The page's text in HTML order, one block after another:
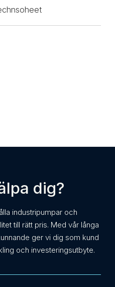
dig?
industripumpar och
till rätt pris. Med vår långa
ger vi dig som kund
och investeringsutbyte.